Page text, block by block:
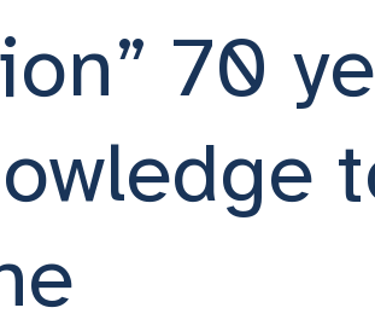
70